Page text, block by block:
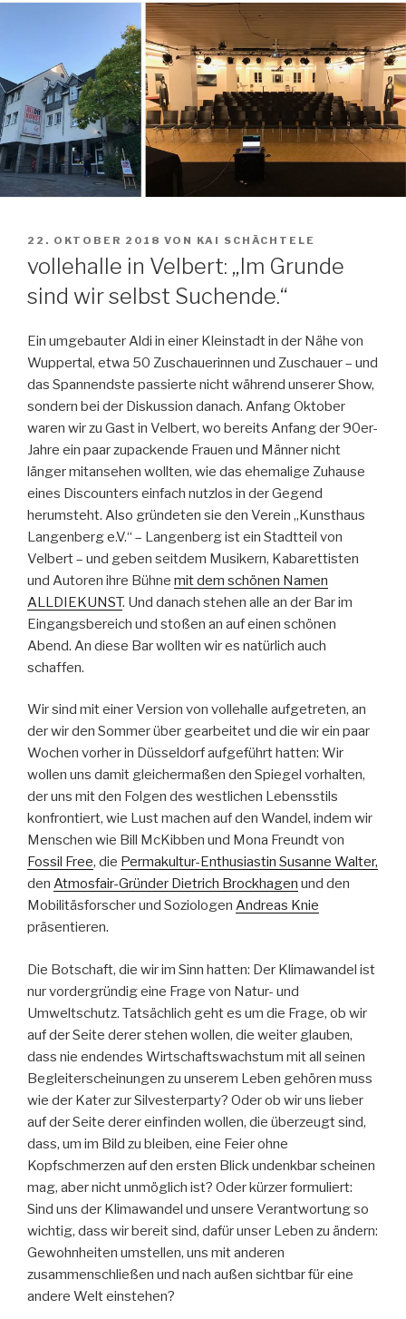
VERÖFFENTLICHT
22. OKTOBER 2018 VON KAI SCHÄCHTELE
vollehalle in Velbert: „Im Grunde
sind wir selbst Suchende.“
Ein umgebauter Aldi in einer Kleinstadt in der Nähe von
Wuppertal, etwa 50 Zuschauerinnen und Zuschauer – und
das Spannendste passierte nicht während unserer Show,
sondern bei der Diskussion danach. Anfang Oktober
waren wir zu Gast in Velbert, wo bereits Anfang der 90er-
Jahre ein paar zupackende Frauen und Männer nicht
länger mitansehen wollten, wie das ehemalige Zuhause
eines Discounters einfach nutzlos in der Gegend
herumsteht. Also gründeten sie den Verein „Kunsthaus
Langenberg e.V.“ – Langenberg ist ein Stadtteil von
Velbert – und geben seitdem Musikern, Kabarettisten
und Autoren ihre Bühne mit dem schönen Namen
ALLDIEKUNST. Und danach stehen alle an der Bar im
Eingangsbereich und stoßen an auf einen schönen
Abend. An diese Bar wollten wir es natürlich auch
schaffen.
Wir sind mit einer Version von vollehalle aufgetreten, an
der wir den Sommer über gearbeitet und die wir ein paar
Wochen vorher in Düsseldorf aufgeführt hatten: Wir
wollen uns damit gleichermaßen den Spiegel vorhalten,
der uns mit den Folgen des westlichen Lebensstils
konfrontiert, wie Lust machen auf den Wandel, indem wir
Menschen wie Bill McKibben und Mona Freundt von
Fossil Free, die Permakultur-Enthusiastin Susanne Walter,
den Atmosfair-Gründer Dietrich Brockhagen und den
Mobilitäsforscher und Soziologen Andreas Knie
präsentieren.
Die Botschaft, die wir im Sinn hatten: Der Klimawandel ist
nur vordergründig eine Frage von Natur- und
Umweltschutz. Tatsächlich geht es um die Frage, ob wir
auf der Seite derer stehen wollen, die weiter glauben,
dass nie endendes Wirtschaftswachstum mit all seinen
Begleiterscheinungen zu unserem Leben gehören muss
wie der Kater zur Silvesterparty? Oder ob wir uns lieber
auf der Seite derer einfinden wollen, die überzeugt sind,
dass, um im Bild zu bleiben, eine Feier ohne
Kopfschmerzen auf den ersten Blick undenkbar scheinen
mag, aber nicht unmöglich ist? Oder kürzer formuliert:
Sind uns der Klimawandel und unsere Verantwortung so
wichtig, dass wir bereit sind, dafür unser Leben zu ändern:
Gewohnheiten umstellen, uns mit anderen
zusammenschließen und nach außen sichtbar für eine
andere Welt einstehen?